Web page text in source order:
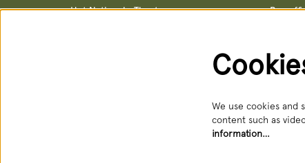
Het Nationale Theater Box
Open:
088 356
We use cookies and
content such as
information…